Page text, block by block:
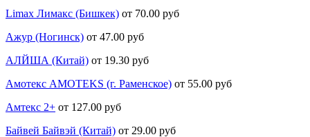
Limax Лимакс (Бишкек) от 70.00 руб
Ажур (Ногинск) от 47.00 руб
АЛЙША (Китай) от 19.30 руб
Амотекс AMOTEKS (г. Раменское) от 55.00 руб
Амтекс 2+ от 127.00 руб
Байвей Байвэй (Китай) от 29.00 руб